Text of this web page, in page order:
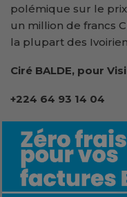
polémique sur le
un million de francs
la plupart des
Ciré BALDE, pour
+224 64 93 14 04